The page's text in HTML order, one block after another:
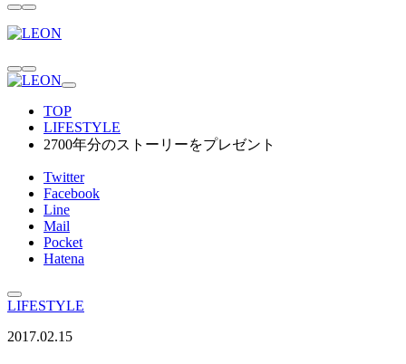
TOP
LIFESTYLE
2700年分のストーリーをプレゼント
Twitter
Facebook
Line
Mail
Pocket
Hatena
LIFESTYLE
2017.02.15